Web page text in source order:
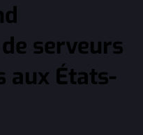
serveurs
aux États-